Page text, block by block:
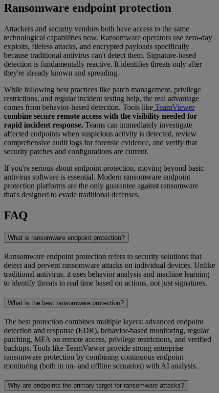
Ransomware endpoint protection
Attackers and security vendors both have access to the same
technological capabilities now. Ransomware operators use zero-day
exploits, fileless attacks, and encrypted payloads specifically
because traditional antivirus can't detect them. Signature-based
detection is fundamentally reactive. It identifies threats only after
they're already known and spreading.
While following best practices like patch management, privilege
restrictions, and regular incident testing help, the real advantage
comes from behavior-based detection. Tools like TeamViewer
combine secure remote access with the visibility needed for
rapid incident response. Teams can immediately investigate
affected endpoints when suspicious activity is detected, review
comprehensive audit logs for forensic evidence, and verify that
security patches and configurations are current.
If you're serious about endpoint protection, moving beyond basic
antivirus software is essential. Modern ransomware endpoint
protection platforms are the only guarantee against ransomware
that's designed to evade traditional defenses.
FAQ
What is ransomware endpoint protection?
Ransomware endpoint protection refers to security solutions that
detect and prevent ransomware attacks on individual devices. Unlike
traditional antivirus, it uses behavior analysis and machine learning
to identify threats in real time based on actions, not just signatures.
What is the best ransomware protection?
The best protection combines multiple layers: advanced endpoint
detection and response (EDR), behavior-based monitoring, regular
patching, MFA on remote access, privilege restrictions, and verified
backups. Tools like TeamViewer provide strong enterprise
ransomware protection by combining continuous endpoint
monitoring (both in on- and offline scenarios) with AI analysis.
Why are endpoints the primary target for ransomware attacks?